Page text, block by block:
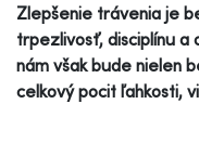
Zlepšenie trávenia je
trpezlivosť, disciplínu a
nám však bude nielen
celkový pocit ľahkosti,